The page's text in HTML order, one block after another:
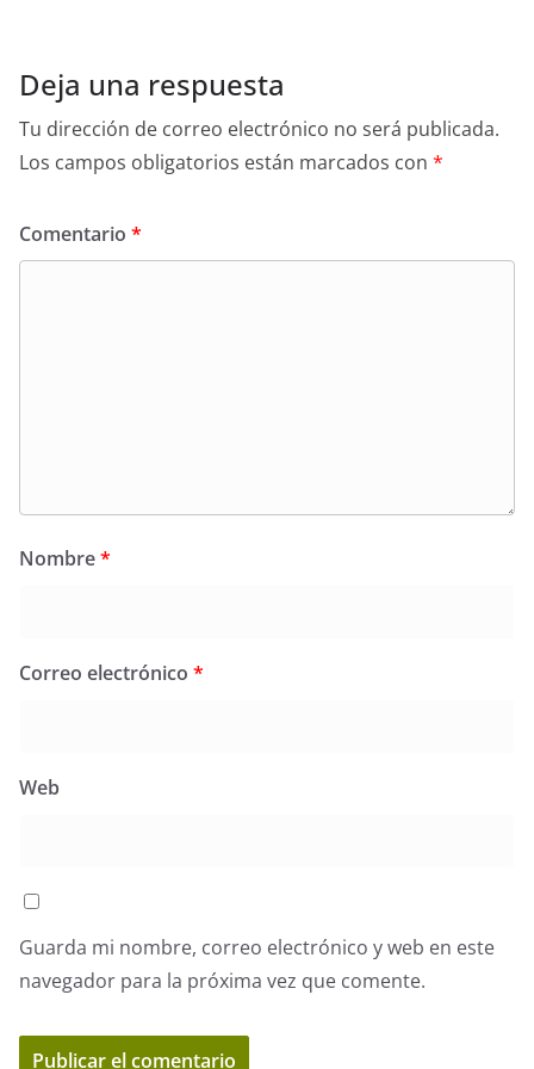
Deja una respuesta
Tu dirección de correo electrónico no será publicada.
Los campos obligatorios están marcados con *
Comentario *
Nombre*
Correo electrónico *
Web
Guarda mi nombre, correo electrónico y web en este
navegador para la próxima vez que comente.